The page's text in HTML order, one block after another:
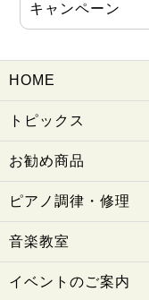
キャンペーン
HOME
トピックス
お勧め商品
ピアノ調律・修理
音楽教室
イベントのご案内